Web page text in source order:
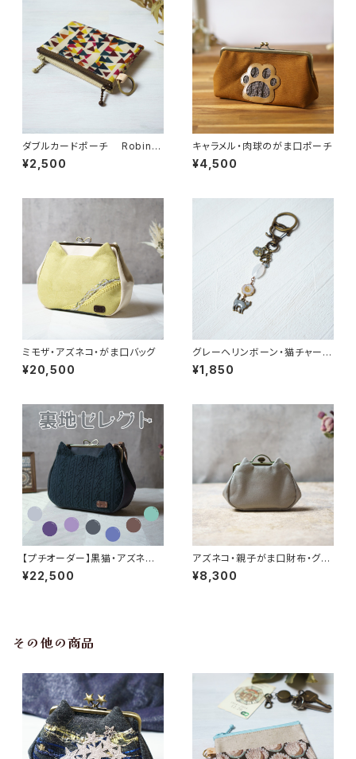
ダブルカードポーチ Robin
（ロビン）マルチ リバティラミネ
ート生地
¥2,500
キャラメル・肉球のがま口ポーチ
¥4,500
ミモザ・アズネコ・がま口バッグ
¥20,500
グレーヘリンボーン・猫チャーム
のキーホルダー
¥1,850
【プチオーダー】黒猫・アズネコ・
がま口バッグ
¥22,500
アズネコ・親子がま口財布・グレ
ー
¥8,300
その他の商品